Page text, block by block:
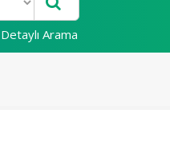
Detaylı Arama